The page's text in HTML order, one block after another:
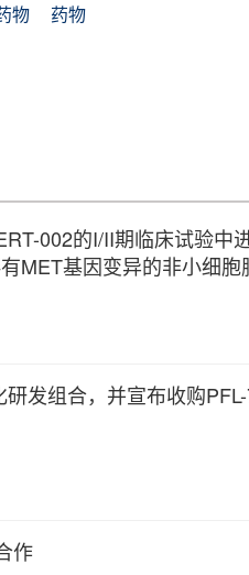
物 药物
002的I/II期临床试验中
MET基因变异的非小细胞
发组合，并宣布收购
作